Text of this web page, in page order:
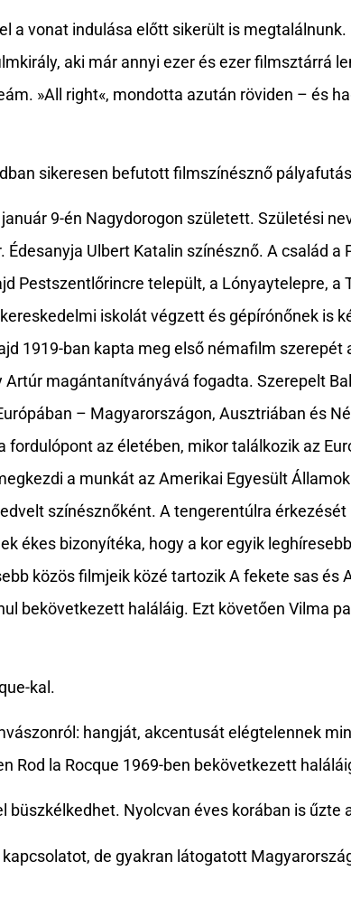
a vonat indulása előtt sikerült is megtalálnunk.
aki már annyi ezer és ezer filmsztárrá
»All right«, mondotta azután röviden – és
sikeresen befutott filmszínésznő
9-én Nagydorogon született. Születési
Ulbert Katalin színésznő. A család a
Pestszentlőrincre települt, a Lónyaytelepre, a
iskolát végzett és gépírónőnek is
1919-ban kapta meg első némafilm szerepét
magántanítványává fogadta. Szerepelt
– Magyarországon, Ausztriában és
az életében, mikor találkozik az
a munkát az Amerikai Egyesült
színésznőként. A tengerentúlra
ékes bizonyítéka, hogy a kor egyik
közös filmjeik közé tartozik A fekete sas és
bekövetkezett haláláig. Ezt követően Vilma
kal.
hangját, akcentusát elégtelennek
Rod la Rocque 1969-ben bekövetkezett
Nyolcvan éves korában is űzte
de gyakran látogatott